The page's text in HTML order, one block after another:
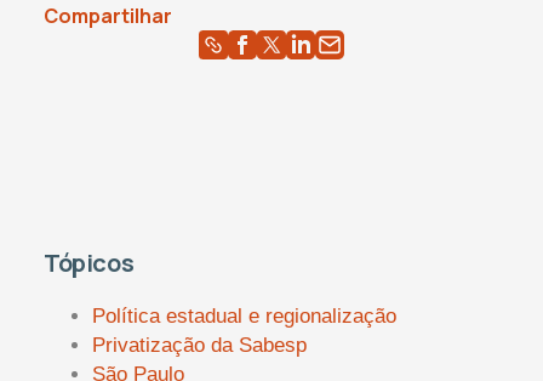
Compartilhar
Tópicos
Política estadual e regionalização
Privatização da Sabesp
São Paulo